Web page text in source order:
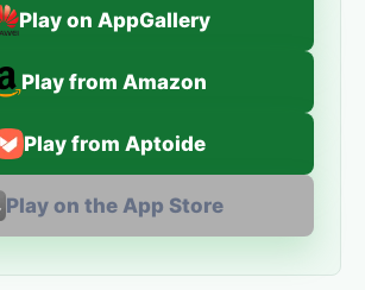
Play on AppGallery
Play from Amazon
Play from Aptoide
Play on the App Store